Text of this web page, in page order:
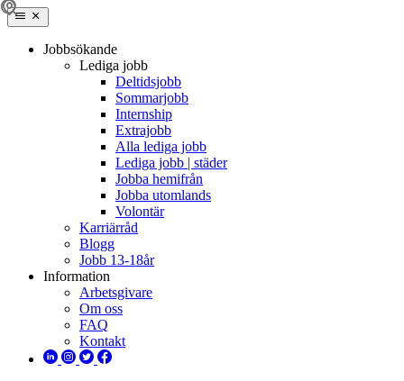
Jobbsökande
Lediga jobb
Deltidsjobb
Sommarjobb
Internship
Extrajobb
Alla lediga jobb
Lediga jobb | städer
Jobba hemifrån
Jobba utomlands
Volontär
Karriärråd
Blogg
Jobb 13-18år
Information
Arbetsgivare
Om oss
FAQ
Kontakt